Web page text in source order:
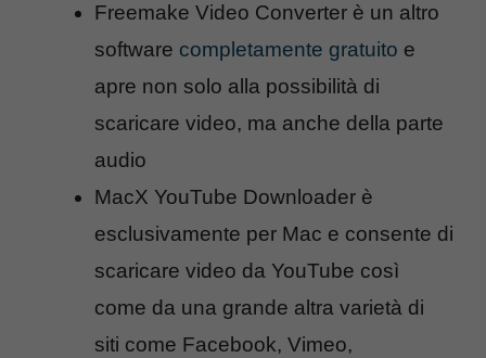
Freemake Video Converter è un altro
software completamente gratuito e
apre non solo alla possibilità di
scaricare video, ma anche della parte
audio
MacX YouTube Downloader è
esclusivamente per Mac e consente di
scaricare video da YouTube così
come da una grande altra varietà di
siti come Facebook, Vimeo,